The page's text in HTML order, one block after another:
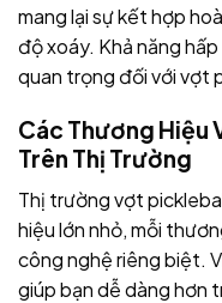
mang lại sự kết hợp
độ xoáy. Khả năng
quan trọng đối với vợt
Các Thương Hiệu
Trên Thị Trường
Thị trường vợt
hiệu lớn nhỏ, mỗi
công nghệ riêng biệt.
giúp bạn dễ dàng hơn